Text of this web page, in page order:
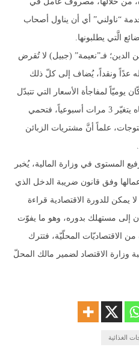
“ناولني” أي أن يناول أصحاب
الَّتي يطلبونها.
الدين؛ فـ”نعيمة” (جبيل) لا تُقرض
عدًاً ونقداً، يُضاف إلى كلّ ذلك
لمفاجأة الأسعار التي تتبدّل
وفق سعر الصرف، فحتّى سعر المياه يتغيّر 3 مرات أسبوعياً، فتحمي
علماً أنَّ مشتريات الزبائن
المستوى في وزارة المالية، يُخبر
وفق قانون ضريبة الدخل الذي
يمكن للدورة الاقتصادية قراءة
إلى مستهلك بدوره، وهو ما يفوّت
من الاقتصاديّات المحلّيّة، فتترك
وزارة الاقتصاد لضمير مالك المحلّ
الغذائية